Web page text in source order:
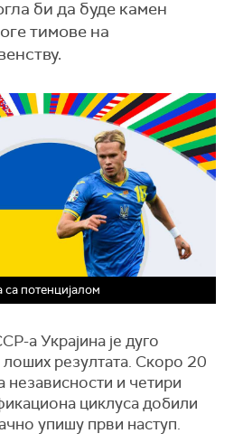
би да буде камен
тимове на
са потенцијалом
а Украјина је дуго
лоших резултата. Скоро 20
независности и четири
циклуса добили
упишу први наступ.